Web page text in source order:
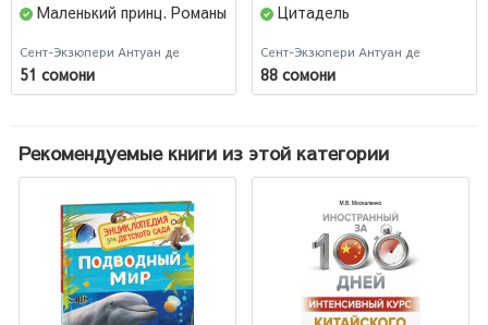
Маленький принц. Романы
Сент-Экзюпери Антуан де
51 сомони
Цитадель
Сент-Экзюпери Антуан де
88 сомони
Рекомендуемые книги из этой категории